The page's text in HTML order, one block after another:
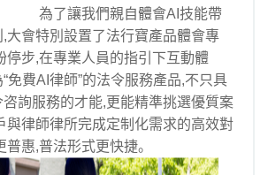
了讓我們親自體會AI技能帶
大會特別設置了法行寶產品體會專
停步,在專業人員的指引下互動體
免費AI律師”的法令服務產品,不只具
詢服務的才能,更能精準挑選優質案
與律師律所完成定制化需求的高效對
普惠,普法形式更快捷。